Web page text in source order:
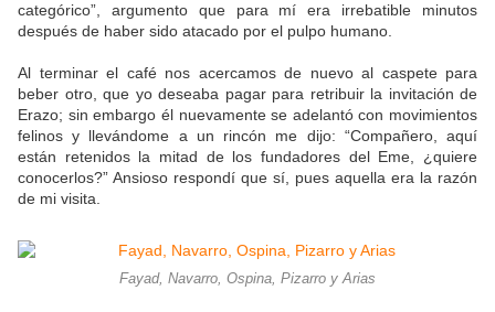
categórico”, argumento que para mí era irrebatible minutos
después de haber sido atacado por el pulpo humano.
Al terminar el café nos acercamos de nuevo al caspete para
beber otro, que yo deseaba pagar para retribuir la invitación de
Erazo; sin embargo él nuevamente se adelantó con movimientos
felinos y llevándome a un rincón me dijo: “Compañero, aquí
están retenidos la mitad de los fundadores del Eme, ¿quiere
conocerlos?” Ansioso respondí que sí, pues aquella era la razón
de mi visita.
Fayad, Navarro, Ospina, Pizarro y Arias